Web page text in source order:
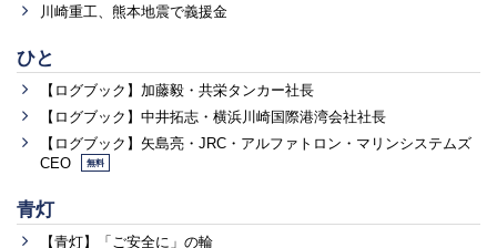
川崎重工、熊本地震で義援金
ひと
【ログブック】加藤毅・共栄タンカー社長
【ログブック】中井拓志・横浜川崎国際港湾会社社長
【ログブック】矢島亮・JRC・アルファトロン・マリンシステムズ
CEO
無料
青灯
【青灯】「ご安全に」の輪